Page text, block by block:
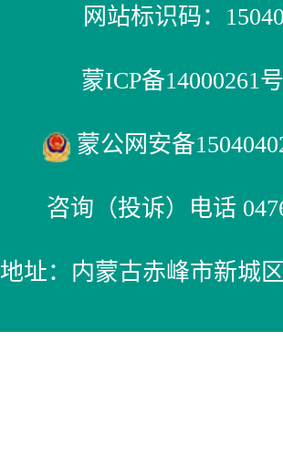
网站标识码：
蒙ICP备14000261
蒙公网安备
咨询（投诉）电话
地址：内蒙古赤峰市新城